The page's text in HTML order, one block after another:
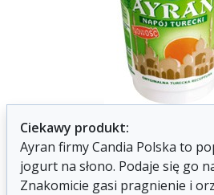
Ciekawy produkt:
Ayran firmy Candia Polska to
jogurt na słono. Podaje się go
Znakomicie gasi pragnienie i